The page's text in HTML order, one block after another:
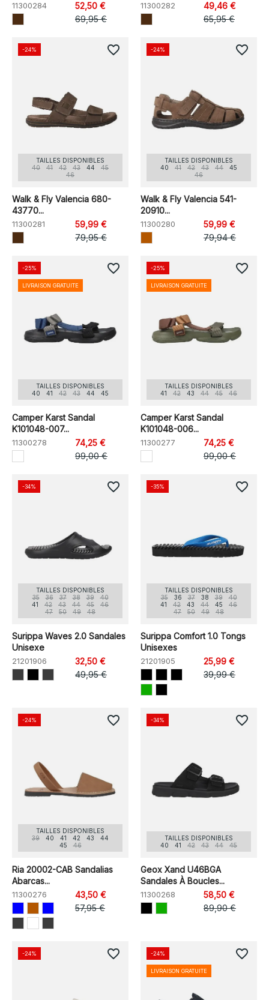
11300284
52,50 €
69,95 €
11300282
49,46 €
65,95 €
TAILLES DISPONIBLES
40
41 42 43 44
45
46
Walk & Fly Valencia 680-
43770...
11300281
59,99 €
79,95 €
-24% favorite_border
TAILLES DISPONIBLES
40
41 42 43 44
45
46
Walk & Fly Valencia 541-
20910...
11300280
59,99 €
79,94 €
-24% favorite_border
TAILLES DISPONIBLES
40
41 42 43 44 45
Camper Karst Sandal
K101048-007...
11300278
74,25 €
99,00 €
-25%
LIVRAISON GRATUITE
favorite_border
TAILLES DISPONIBLES
41
42 43 44 45 46
Camper Karst Sandal
K101048-006...
11300277
74,25 €
99,00 €
-25%
LIVRAISON GRATUITE
favorite_border
TAILLES DISPONIBLES
35
36 37 38 39
40
41
42 43 44 45
46
47
50 49 48
Surippa Waves 2.0 Sandales
Unisexe
21201906
32,50 €
49,95 €
-34% favorite_border
TAILLES DISPONIBLES
35
36 37 38 39
40
41
42 43 44 45
46
47
50 49 48
Surippa Comfort 1.0 Tongs
Unisexes
21201905
25,99 €
39,99 €
-35% favorite_border
TAILLES DISPONIBLES
39
40 41 42 43
44
45
46
Ria 20002-CAB Sandalias
Abarcas...
11300276
43,50 €
57,95 €
-24% favorite_border
TAILLES DISPONIBLES
40
41 42 43 44 45
Geox Xand U46BGA
Sandales À Boucles...
11300268
58,50 €
89,90 €
-34% favorite_border
-24% favorite_border -24%
LIVRAISON GRATUITE
favorite_border